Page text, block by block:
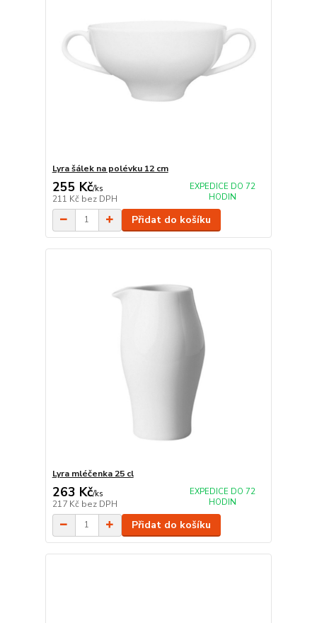
Lyra šálek na polévku 12 cm
255 Kč/ks
211 Kč bez DPH
EXPEDICE DO 72
HODIN
Přidat do košíku
Lyra mléčenka 25 cl
263 Kč/ks
217 Kč bez DPH
EXPEDICE DO 72
HODIN
Přidat do košíku